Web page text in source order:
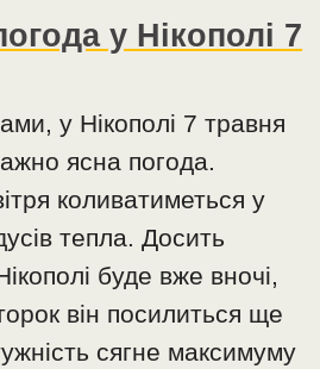
у Нікополі 7
у Нікополі 7 травня
ясна погода.
коливатиметься у
тепла. Досить
буде вже вночі,
він посилиться ще
сягне максимуму